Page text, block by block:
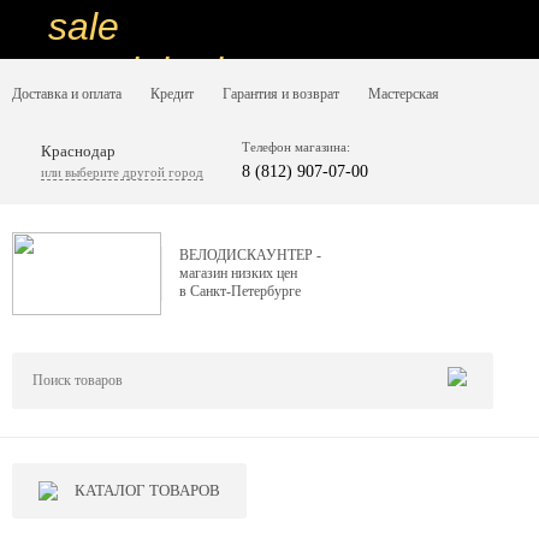
sale
special price
ну очень
вот дешево
sale
sale
Доставка и оплата Кредит Гарантия и возврат Мастерская
Краснодар
или выберите другой город
Телефон магазина:
8 (812) 907-07-00
ВЕЛОДИСКАУНТЕР -
магазин низких цен
в Санкт-Петербурге
КАТАЛОГ ТОВАРОВ